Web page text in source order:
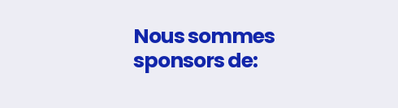
Nous sommes
sponsors de: